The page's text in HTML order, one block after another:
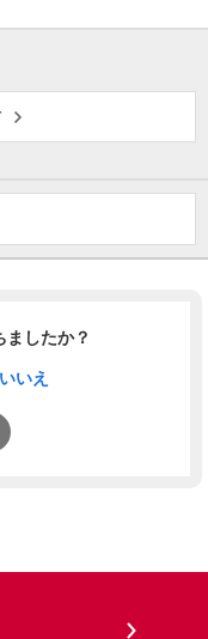
ましたか？
いいえ